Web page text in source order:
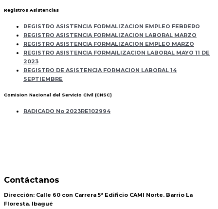
Registros Asistencias
REGISTRO ASISTENCIA FORMALIZACION EMPLEO FEBRERO
REGISTRO ASISTENCIA FORMALIZACION LABORAL MARZO
REGISTRO ASISTENCIA FORMALIZACION EMPLEO MARZO
REGISTRO ASISTENCIA FORMAILIZACION LABORAL MAYO 11 DE
2023
REGISTRO DE ASISTENCIA FORMACION LABORAL 14
SEPTIEMBRE
Comision Nacional del Servicio Civil (CNSC)
RADICADO No 2023RE102994
Contáctanos
Dirección: Calle 60 con Carrera 5ª Edificio CAMI Norte. Barrio La
Floresta. Ibagué